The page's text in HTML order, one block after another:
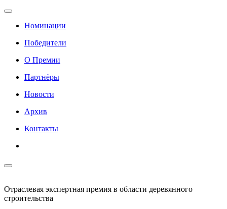
Номинации
Победители
О Премии
Партнёры
Новости
Архив
Контакты
Отраслевая экспертная премия в области деревянного
строительства